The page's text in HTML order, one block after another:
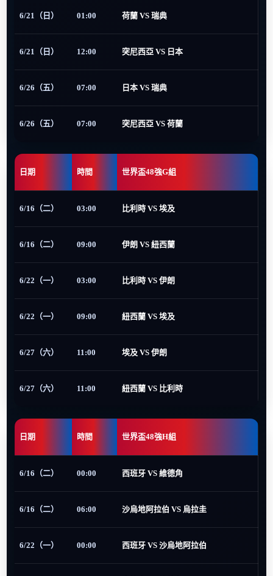
6/21（日） 01:00 荷蘭 VS 瑞典
6/21（日） 12:00 突尼西亞 VS 日本
6/26（五） 07:00 日本 VS 瑞典
6/26（五） 07:00 突尼西亞 VS 荷蘭
日期 時間 世界盃48強G組
6/16（二） 03:00 比利時 VS 埃及
6/16（二） 09:00 伊朗 VS 紐西蘭
6/22（一） 03:00 比利時 VS 伊朗
6/22（一） 09:00 紐西蘭 VS 埃及
6/27（六） 11:00 埃及 VS 伊朗
6/27（六） 11:00 紐西蘭 VS 比利時
日期 時間 世界盃48強H組
6/16（二） 00:00 西班牙 VS 維德角
6/16（二） 06:00 沙烏地阿拉伯 VS 烏拉圭
6/22（一） 00:00 西班牙 VS 沙烏地阿拉伯